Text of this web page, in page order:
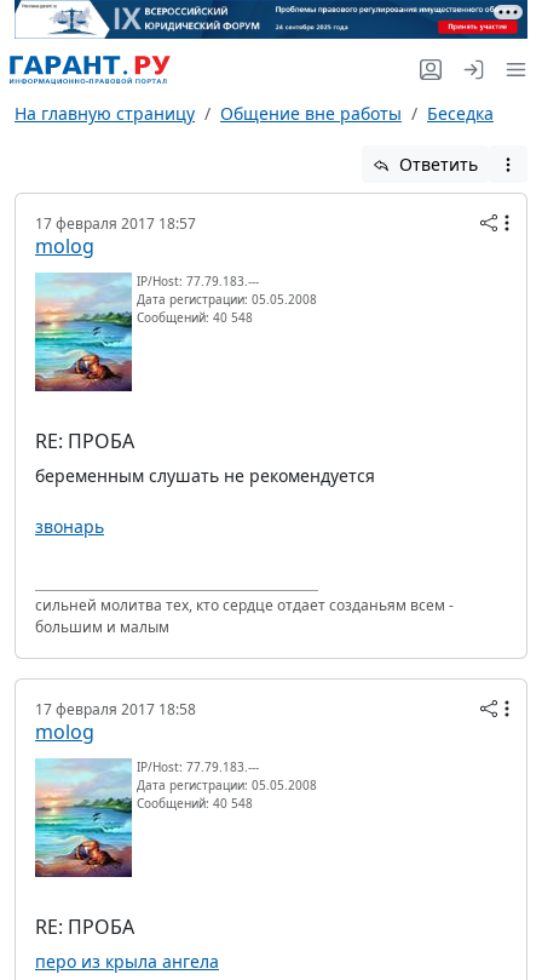
На главную страницу Общение вне работы Беседка
Ответить
17 февраля 2017 18:57
molog
IP/Host: 77.79.183.---
Дата регистрации: 05.05.2008
Сообщений: 40 548
RE: ПРОБА
беременным слушать не рекомендуется
звонарь
сильней молитва тех, кто сердце отдает созданьям всем -
большим и малым
17 февраля 2017 18:58
molog
IP/Host: 77.79.183.---
Дата регистрации: 05.05.2008
Сообщений: 40 548
RE: ПРОБА
перо из крыла ангела